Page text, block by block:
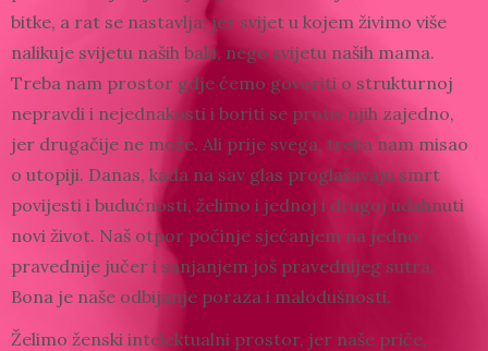
bitke, a rat se nastavlja; jer svijet u kojem živimo više
nalikuje svijetu naših baki, nego svijetu naših mama.
Treba nam prostor gdje ćemo govoriti o strukturnoj
nepravdi i nejednakosti i boriti se protiv njih zajedno,
jer drugačije ne može. Ali prije svega, treba nam misao
o utopiji. Danas, kada na sav glas proglašavaju smrt
povijesti i budućnosti, želimo i jednoj i drugoj udahnuti
novi život. Naš otpor počinje sjećanjem na jedno
pravednije jučer i sanjanjem još pravednijeg sutra.
Bona je naše odbijanje poraza i malodušnosti.
Želimo ženski intelektualni prostor, jer naše priče,